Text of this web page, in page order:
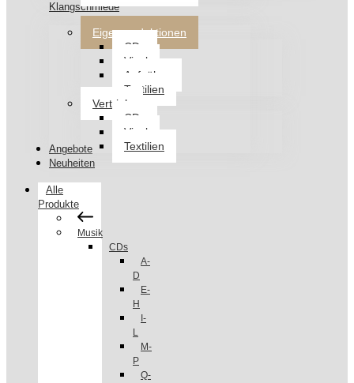
Klangschmiede
Eigenproduktionen
CDs
Vinyl
Aufnäher
Textilien
Vertrieb
CDs
Vinyl
Textilien
Angebote
Neuheiten
Alle
Produkte
Musik
CDs
A-
D
E-
H
I-
L
M-
P
Q-